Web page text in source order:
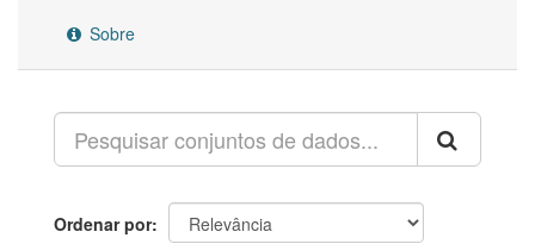
Sobre
Ordenar por